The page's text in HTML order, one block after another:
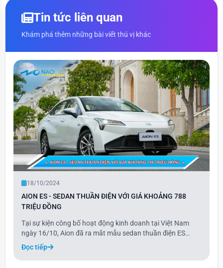
Tin tức liên quan
Khám phá thêm những bài viết thú vị khác
18/10/2024
AION ES - SEDAN THUẦN ĐIỆN VỚI GIÁ KHOẢNG 788
TRIỆU ĐỒNG
Tại sự kiện công bố hoạt động kinh doanh tại Việt Nam
ngày 16/10, Aion đã ra mắt mẫu sedan thuần điện ES
cùng với Y Plus. Mẫu xe điện này có tầm hoạt động 442
km, trang bị môtơ mạnh 134 mã lực, thuộc phân khúc D về
kích thước tổng thể nhưng có trục cơ sở
Đọc tiếp